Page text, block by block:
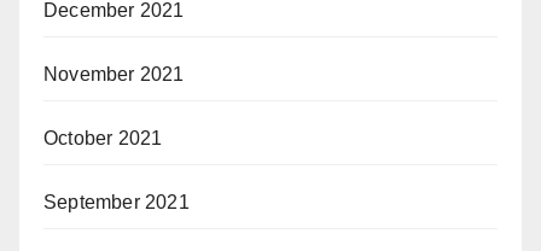
December 2021
November 2021
October 2021
September 2021